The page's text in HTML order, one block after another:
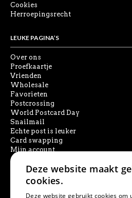
Cookies
Herroepingsrecht
LEUKE PAGINA’S
Over ons
Proefkaartje
Vrienden
Wholesale
Favorieten
Postcrossing
World Postcard Day
Snailmail
Echte post is leuker
Card swapping
Mijn account
SOCIAL MEDIA
Deze website maakt
cookies.
Deze website gebruikt cookies